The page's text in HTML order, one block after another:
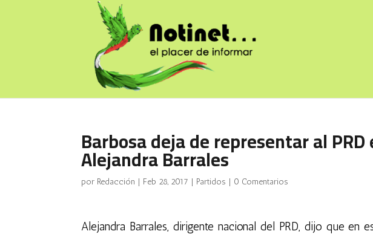
Barbosa deja de representar al
Alejandra Barrales
por Redacción | Feb 28, 2017 | Partidos | 0 Comentarios
Alejandra Barrales, dirigente nacional del PRD, dijo que en